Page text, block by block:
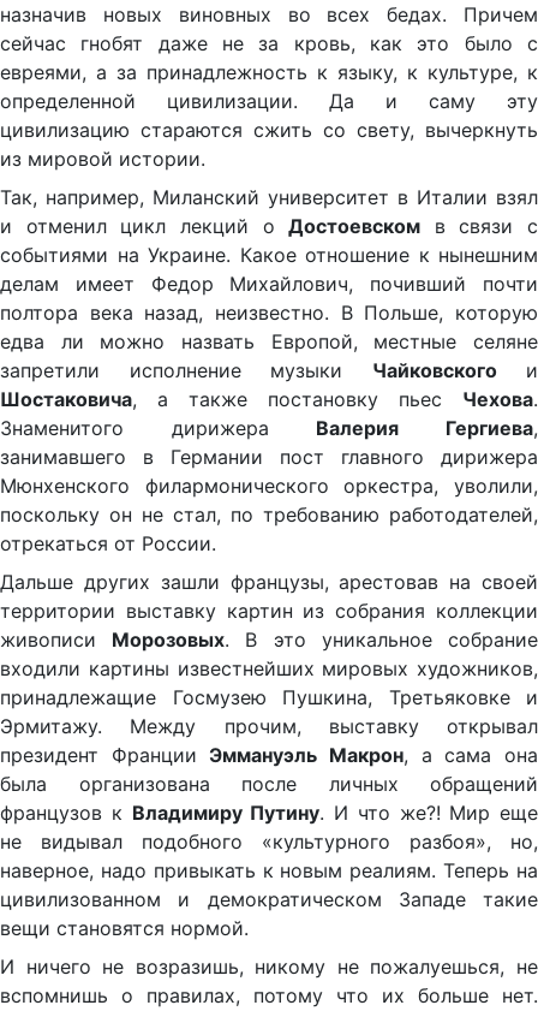
назначив новых виновных во всех бедах. Причем
сейчас гнобят даже не за кровь, как это было с
евреями, а за принадлежность к языку, к культуре, к
определенной цивилизации. Да и саму эту
цивилизацию стараются сжить со свету, вычеркнуть
из мировой истории.
Так, например, Миланский университет в Италии взял
и отменил цикл лекций оДостоевском в связи с
событиями на Украине. Какое отношение к нынешним
делам имеет Федор Михайлович, почивший почти
полтора века назад, неизвестно. В Польше, которую
едва ли можно назвать Европой, местные селяне
запретили исполнение музыки Чайковскогои
Шостаковича, а также постановку пьес Чехова.
Знаменитого дирижера Валерия Гергиева,
занимавшего в Германии пост главного дирижера
Мюнхенского филармонического оркестра, уволили,
поскольку он не стал, по требованию работодателей,
отрекаться от России.
Дальше других зашли французы, арестовав на своей
территории выставку картин из собрания коллекции
живописи Морозовых. В это уникальное собрание
входили картины известнейших мировых художников,
принадлежащие Госмузею Пушкина, Третьяковке и
Эрмитажу. Между прочим, выставку открывал
президент Франции Эммануэль Макрон, а сама она
была организована после личных обращений
французов к Владимиру Путину. И что же?! Мир еще
не видывал подобного «культурного разбоя», но,
наверное, надо привыкать к новым реалиям. Теперь на
цивилизованном и демократическом Западе такие
вещи становятся нормой.
И ничего не возразишь, никому не пожалуешься, не
вспомнишь о правилах, потому что их больше нет.